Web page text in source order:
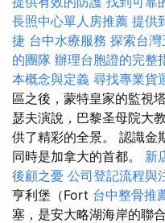
長照中心單人房推薦 提供
捷 台中水療服務 探索台
的團隊 辦理台胞證的完整
本概念與定義 尋找專業貨
區之後，蒙特皇家的監視
瑟夫演說，巴黎圣母院大
供了精彩的全景。 認識金
同時是加拿大的首都。 新
後顧之憂 公司登記流程與
亨利堡（Fort 台中整骨推
塞，是安大略湖海岸的聯